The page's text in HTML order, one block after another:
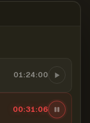
01:24:00
00:31:07